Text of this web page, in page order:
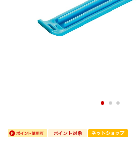
1 2 3